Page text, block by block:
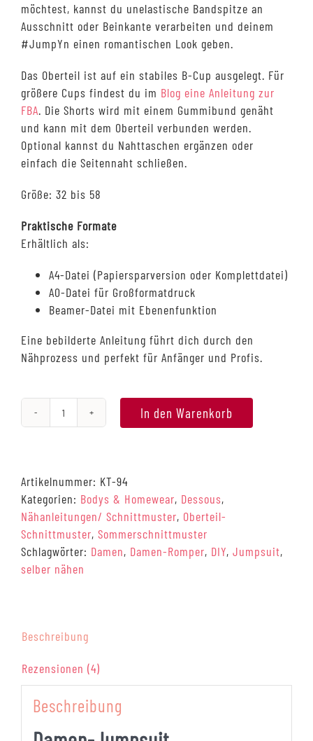
möchtest, kannst du unelastische Bandspitze an
Ausschnitt oder Beinkante verarbeiten und deinem
#JumpYn einen romantischen Look geben.
Das Oberteil ist auf ein stabiles B-Cup ausgelegt. Für
größere Cups findest du im Blog eine Anleitung zur
FBA. Die Shorts wird mit einem Gummibund genäht
und kann mit dem Oberteil verbunden werden.
Optional kannst du Nahttaschen ergänzen oder
einfach die Seitennaht schließen.
Größe: 32 bis 58
Praktische Formate
Erhältlich als:
A4-Datei (Papiersparversion oder Komplettdatei)
A0-Datei für Großformatdruck
Beamer-Datei mit Ebenenfunktion
Eine bebilderte Anleitung führt dich durch den
Nähprozess und perfekt für Anfänger und Profis.
#JumpYn
Schnittmuster
(digital),
32-
58
[Digital]
Menge
In den Warenkorb
Artikelnummer: KT-94
Kategorien: Bodys & Homewear, Dessous,
Nähanleitungen/ Schnittmuster, Oberteil-
Schnittmuster, Sommerschnittmuster
Schlagwörter: Damen, Damen-Romper, DIY, Jumpsuit,
selber nähen
Beschreibung
Rezensionen (4)
Beschreibung